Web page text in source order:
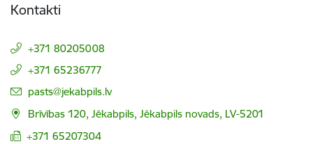
Kontakti
+371 80205008
+371 65236777
E-pasts:
pasts@jekabpils.lv
Brīvības 120, Jēkabpils, Jēkabpils novads, LV-5201
+371 65207304